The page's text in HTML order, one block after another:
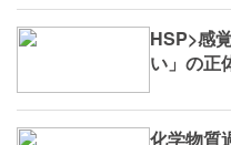
HSP>感
い」の正
化学物質